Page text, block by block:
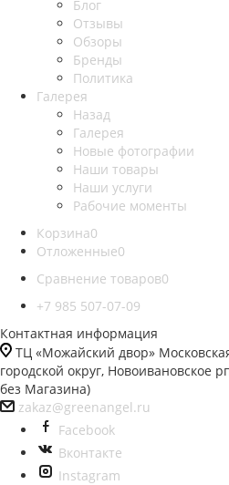
Блог
Отзывы
Обзоры
Бренды
Политика
Галерея
Назад
Галерея
Новые фотографии
Наши товары
Наши услуги
Рабочие моменты
Корзина0
Отложенные0
Сравнение товаров0
+7 985 507-07-09
Контактная информация
ТЦ «Можайский двор»
городской округ, Новоивановское
без Магазина)
zakaz@greenangel.ru
Facebook
Вконтакте
Instagram